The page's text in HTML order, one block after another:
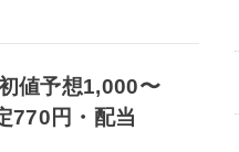
値予想1,000〜
770円・配当